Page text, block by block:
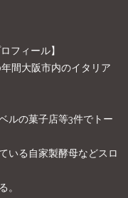
フィール】
間大阪市内のイタリア
ルの菓子店等3件でトー
いる自家製酵母などスロ
。